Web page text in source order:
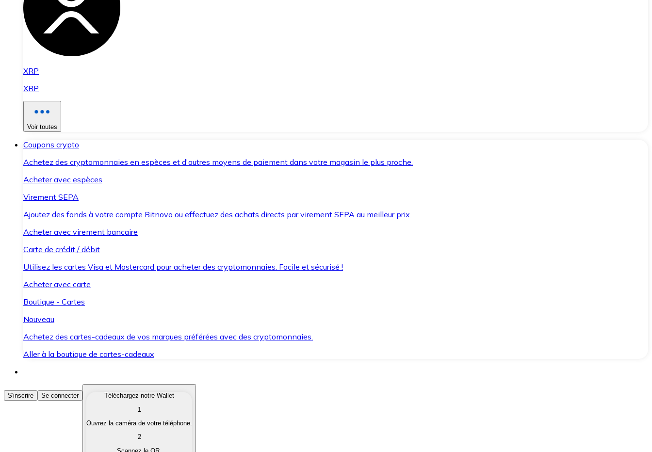
XRP
XRP
Voir toutes
Coupons crypto
Achetez des cryptomonnaies en espèces et d'autres moyens de paiement dans votre magasin le plus proche.
Acheter avec espèces
Virement SEPA
Ajoutez des fonds à votre compte Bitnovo ou effectuez des achats directs par virement SEPA au meilleur prix.
Acheter avec virement bancaire
Carte de crédit / débit
Utilisez les cartes Visa et Mastercard pour acheter des cryptomonnaies. Facile et sécurisé !
Acheter avec carte
Boutique - Cartes
Nouveau
Achetez des cartes-cadeaux de vos marques préférées avec des cryptomonnaies.
Aller à la boutique de cartes-cadeaux
Acheter des Cryptomonnaies
Achetez les cryptomonnaies qui vous intéressent rapidement et en toute sécurité.
Convertissez vos cryptomonnaies en monnaie fiduciaire lorsque vous en avez besoin.
S'inscrire Se connecter
Téléchargez notre Wallet
1
Ouvrez la caméra de votre téléphone.
2